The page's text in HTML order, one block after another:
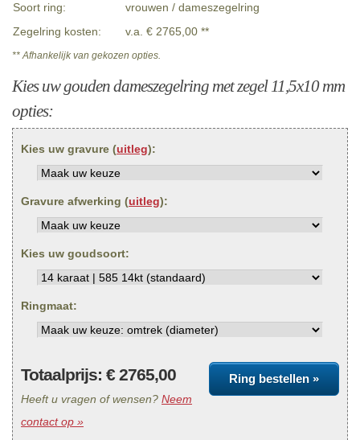
Soort ring:
vrouwen / dameszegelring
Zegelring kosten:
v.a. € 2765,00 **
** Afhankelijk van gekozen opties.
Kies uw gouden dameszegelring met zegel 11,5x10 mm
opties:
Kies uw gravure (uitleg):
Gravure afwerking (uitleg):
Kies uw goudsoort:
Ringmaat:
Ring bestellen »
Totaalprijs: €2765,00
Heeft u vragen of wensen? Neem
contact op »